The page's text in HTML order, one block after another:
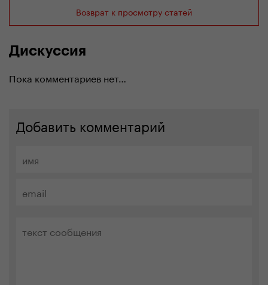
Возврат к просмотру статей
Дискуссия
Пока комментариев нет…
Добавить комментарий